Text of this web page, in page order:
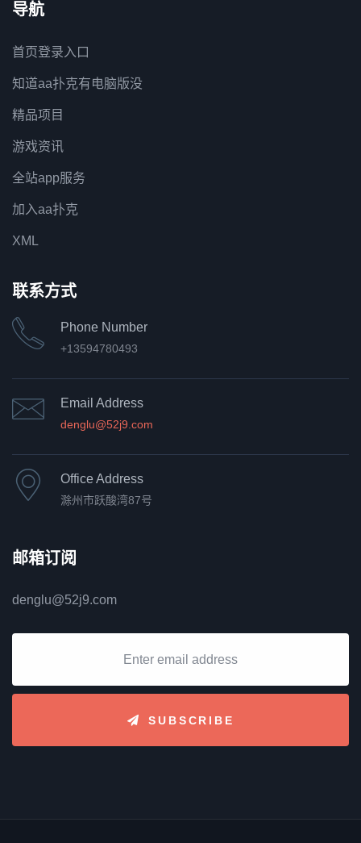
导航
首页登录入口
知道aa扑克有电脑版没
精品项目
游戏资讯
全站app服务
加入aa扑克
XML
联系方式
Phone Number
+13594780493
Email Address
denglu@52j9.com
Office Address
滁州市跃酸湾87号
邮箱订阅
denglu@52j9.com
SUBSCRIBE